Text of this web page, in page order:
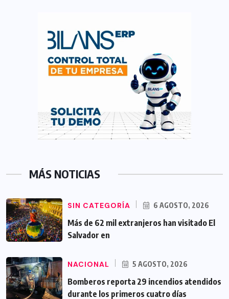
MÁS NOTICIAS
SIN CATEGORÍA 6 AGOSTO, 2026
Más de 62 mil extranjeros han visitado El
Salvador en
NACIONAL 5 AGOSTO, 2026
Bomberos reporta 29 incendios atendidos
durante los primeros cuatro días